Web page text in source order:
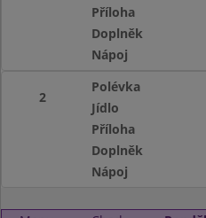
Příloha
Doplněk
Nápoj
2
Polévka
Jídlo
Příloha
Doplněk
Nápoj